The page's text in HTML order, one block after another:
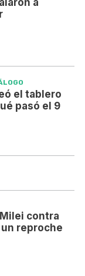
a
el tablero
pasó el 9
contra
reproche